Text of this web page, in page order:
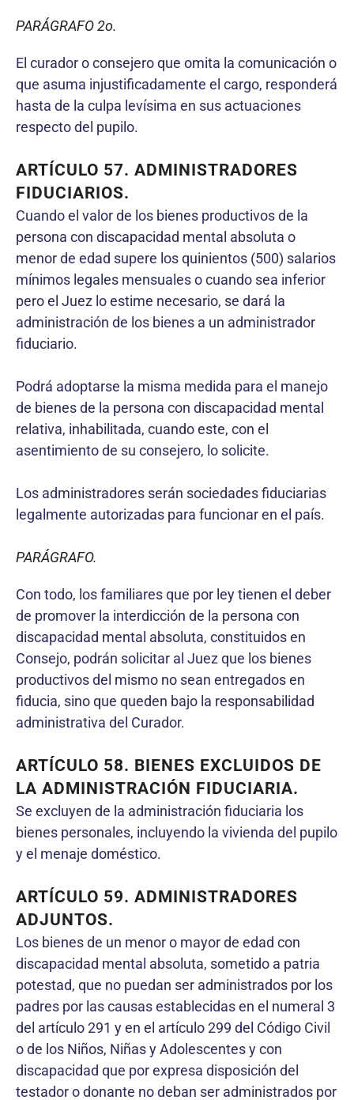
PARÁGRAFO 2o.
El curador o consejero que omita la comunicación o
que asuma injustificadamente el cargo, responderá
hasta de la culpa levísima en sus actuaciones
respecto del pupilo.
ARTÍCULO 57. ADMINISTRADORES
FIDUCIARIOS.
Cuando el valor de los bienes productivos de la
persona con discapacidad mental absoluta o
menor de edad supere los quinientos (500) salarios
mínimos legales mensuales o cuando sea inferior
pero el Juez lo estime necesario, se dará la
administración de los bienes a un administrador
fiduciario.
Podrá adoptarse la misma medida para el manejo
de bienes de la persona con discapacidad mental
relativa, inhabilitada, cuando este, con el
asentimiento de su consejero, lo solicite.
Los administradores serán sociedades fiduciarias
legalmente autorizadas para funcionar en el país.
PARÁGRAFO.
Con todo, los familiares que por ley tienen el deber
de promover la interdicción de la persona con
discapacidad mental absoluta, constituidos en
Consejo, podrán solicitar al Juez que los bienes
productivos del mismo no sean entregados en
fiducia, sino que queden bajo la responsabilidad
administrativa del Curador.
ARTÍCULO 58. BIENES EXCLUIDOS DE
LA ADMINISTRACIÓN FIDUCIARIA.
Se excluyen de la administración fiduciaria los
bienes personales, incluyendo la vivienda del pupilo
y el menaje doméstico.
ARTÍCULO 59. ADMINISTRADORES
ADJUNTOS.
Los bienes de un menor o mayor de edad con
discapacidad mental absoluta, sometido a patria
potestad, que no puedan ser administrados por los
padres por las causas establecidas en el numeral 3
del artículo 291 y en el artículo 299 del Código Civil
o de los Niños, Niñas y Adolescentes y con
discapacidad que por expresa disposición del
testador o donante no deban ser administrados por